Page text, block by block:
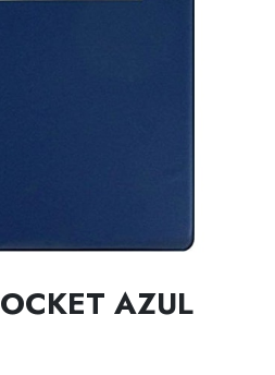
AZUL